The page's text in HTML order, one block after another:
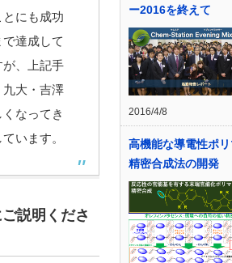
にも成功
達成して
が、上記手
大・吉澤
なってき
います。
説明くださ
ー2016を終えて
2016/4/8
高機能な導電性ポ
精密合成法の開発